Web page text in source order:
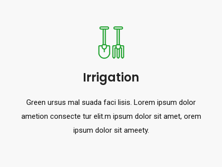
Irrigation
Green ursus mal suada faci lisis. Lorem ipsum dolor
ametion consecte tur elit.m ipsum dolor sit amet, orem
ipsum dolor sit ameety.